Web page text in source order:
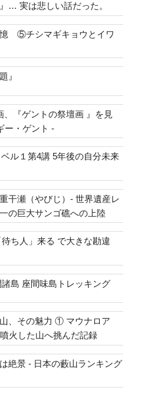
… 実は悲しい話だった。
⑤チシマギキョウとイワ
』
、『ゲントの祭壇画 』を見
・ゲント -
ル１第4講 5年後の自分未来
干瀬（やびじ）- 世界遺産レ
の巨大サンゴ礁への上陸
ち人」来る で大きな勘違
島 座間味島トレッキング
、その魅力 ① マウナロア
火した山へ挑んだ記録
絶景 - 日本の藪山ランキング